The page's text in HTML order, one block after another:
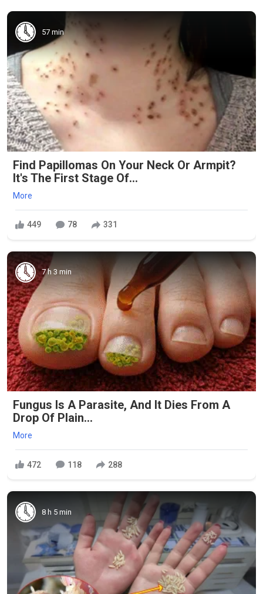
57 min
Find Papillomas On Your Neck Or Armpit?
It's The First Stage Of...
More
449 78 331
7 h 3 min
Fungus Is A Parasite, And It Dies From A
Drop Of Plain...
More
472 118 288
8 h 5 min